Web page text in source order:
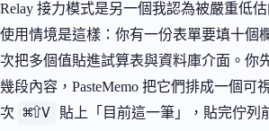
Relay 接力模式是另一個我認為被嚴重低
使用情境是這樣：你有一份表單要填十個
次把多個值貼進試算表與資料庫介面。你
幾段內容，PasteMemo 把它們排成一個可
次
⌘⇧V
貼上「目前這一筆」，貼完佇列